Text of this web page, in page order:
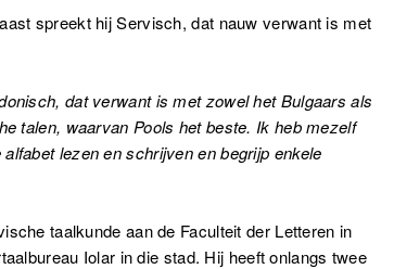
spreekt hij Servisch, dat nauw verwant is met
dat verwant is met zowel het Bulgaars als
talen, waarvan Pools het beste. Ik heb mezelf
lezen en schrijven en begrijp enkele
taalkunde aan de Faculteit der Letteren in
Iolar in die stad. Hij heeft onlangs twee